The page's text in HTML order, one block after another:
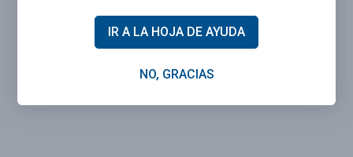
IR A LA HOJA DE AYUDA
NO, GRACIAS